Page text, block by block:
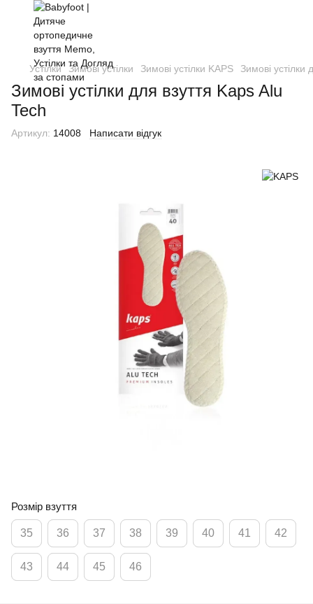
Устілки Зимові устілки Зимові устілки KAPS Зимові устілки
Зимові устілки для взуття Kaps Alu
Tech
Артикул: 14008 Написати відгук
Розмір взуття
35 36 37 38 39 40 41 42
43 44 45 46